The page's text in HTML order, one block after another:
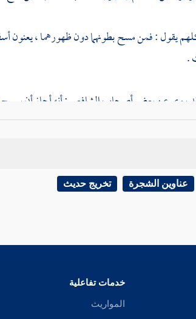
.
ابن وهب، عن
عناوين الشجرة تخريج حديث
خدمات تفاعلية
المواريث